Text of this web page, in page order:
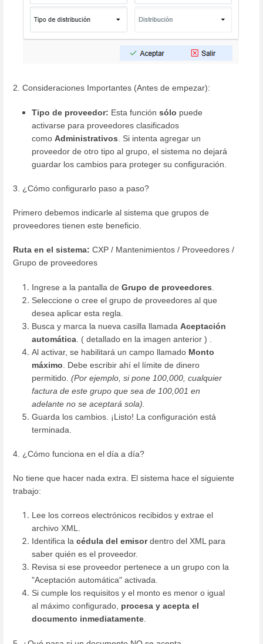
2. Consideraciones Importantes (Antes de empezar):
Tipo de proveedor: Esta función sólo puede
activarse para proveedores clasificados
como Administrativos . Si intenta agregar un
proveedor de otro tipo al grupo, el sistema no dejará
guardar los cambios para proteger su configuración.
3. ¿Cómo configurarlo paso a paso?
Primero debemos indicarle al sistema que grupos de
proveedores tienen este beneficio.
Ruta en el sistema: CXP / Mantenimientos / Proveedores /
Grupo de proveedores
Ingrese a la pantalla de Grupo de proveedores
Seleccione o cree el grupo de proveedores al que
desea aplicar esta regla.
Busca y marca la nueva casilla llamada Aceptación
automática . ( detallado en la imagen anterior ) .
Al activar, se habilitará un campo llamado Monto
máximo . Debe escribir ahí el límite de dinero
permitido. (Por ejemplo, si pone 100,000, cualquier
factura de este grupo que sea de 100,001 en
adelante no se aceptará sola).
Guarda los cambios. ¡Listo! La configuración está
terminada.
4. ¿Cómo funciona en el día a día?
No tiene que hacer nada extra. El sistema hace el siguiente
trabajo:
Lee los correos electrónicos recibidos y extrae el
archivo XML.
Identifica la cédula del emisordentro del XML para
saber quién es el proveedor.
Revisa si ese proveedor pertenece a un grupo con la
"Aceptación automática" activada.
Si cumple los requisitos y el monto es menor o igual
al máximo configurado, procesa y acepta el
documento inmediatamente.